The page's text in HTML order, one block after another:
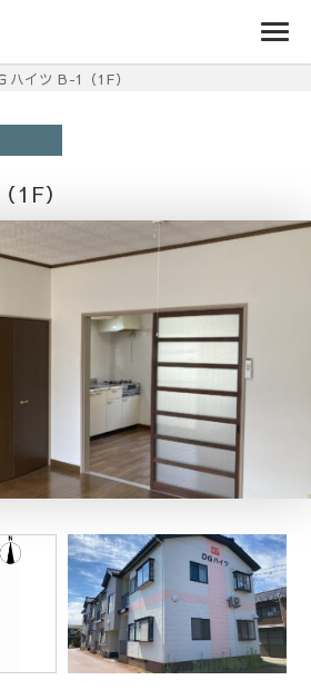
ハイツ B-1（1F）
1F）